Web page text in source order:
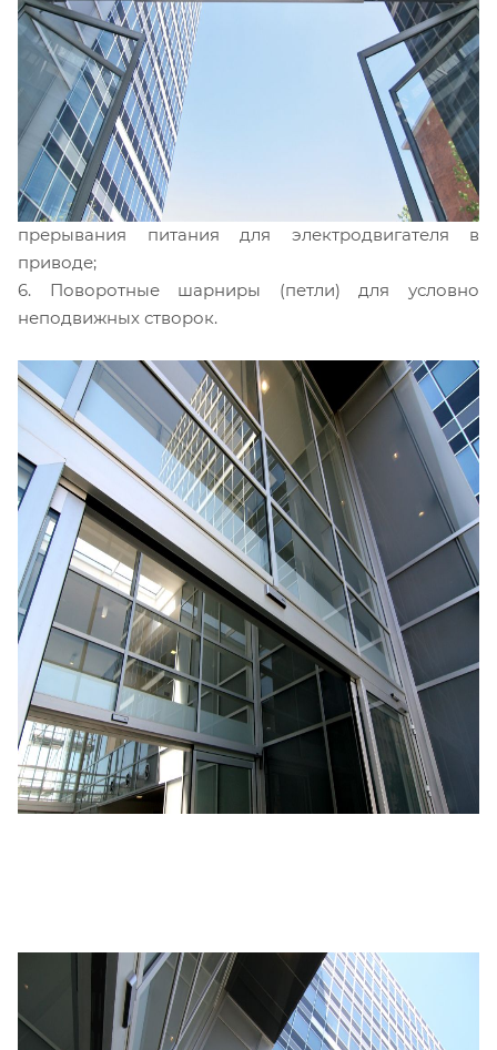
4. Шаровой замок для соединения подвижной и
условно неподвижной створки в непосредственной
близости от края, противоположного оси вращения,
для регулировки усилия, необходимого для
экстренного открывания створок;
5. Магнитный контакт, закрепленный на раме,
позволяющий обеспечить логическую функцию
двери для аварийной остановки цикла и
прерывания питания для электродвигателя в
приводе;
6. Поворотные шарниры (петли) для условно
неподвижных створок.